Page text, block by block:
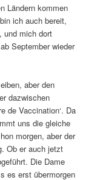
Ländern kommen
ich auch bereit,
und mich dort
September wieder
aber den
dazwischen
de Vaccination‘. Da
uns die gleiche
morgen, aber der
Ob er auch jetzt
Die Dame
es erst übermorgen